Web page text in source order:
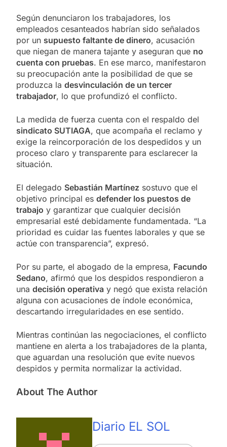
Según denunciaron los trabajadores, los
empleados cesanteados habrían sido señalados
por un supuesto faltante de dinero, acusación
que niegan de manera tajante y aseguran que no
cuenta con pruebas. En ese marco, manifestaron
su preocupación ante la posibilidad de que se
produzca la desvinculación de un tercer
trabajador, lo que profundizó el conflicto.
La medida de fuerza cuenta con el respaldo del
sindicato SUTIAGA, que acompaña el reclamo y
exige la reincorporación de los despedidos y un
proceso claro y transparente para esclarecer la
situación.
El delegado Sebastián Martínez sostuvo que el
objetivo principal es defender los puestos de
trabajo y garantizar que cualquier decisión
empresarial esté debidamente fundamentada. “La
prioridad es cuidar las fuentes laborales y que se
actúe con transparencia”, expresó.
Por su parte, el abogado de la empresa, Facundo
Sedano, afirmó que los despidos respondieron a
una decisión operativa y negó que exista relación
alguna con acusaciones de índole económica,
descartando irregularidades en ese sentido.
Mientras continúan las negociaciones, el conflicto
mantiene en alerta a los trabajadores de la planta,
que aguardan una resolución que evite nuevos
despidos y permita normalizar la actividad.
About The Author
Diario EL SOL